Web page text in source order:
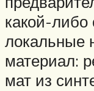
какой-
локальные
материал:
мат из